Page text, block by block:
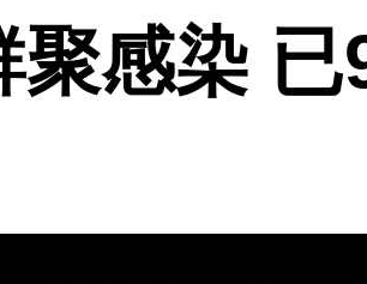
聚感染